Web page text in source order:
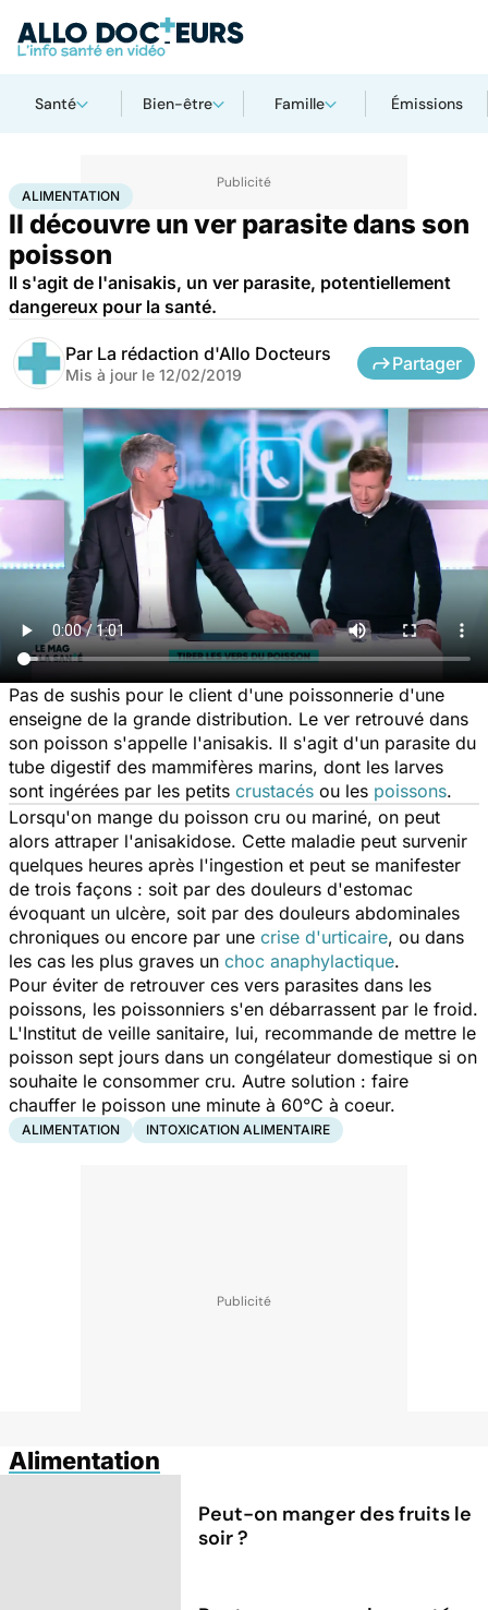
Santé Bien-être Famille Émissions
AccueilBien-être Nutrition Alimentation
ALIMENTATION
Il découvre un ver parasite dans son
poisson
Il s'agit de l'anisakis, un ver parasite, potentiellement
dangereux pour la santé.
Par La rédaction d'Allo Docteurs
Mis à jour le 12/02/2019
Partager
Pas de sushis pour le client d'une poissonnerie d'une
enseigne de la grande distribution. Le ver retrouvé dans
son poisson s'appelle l'anisakis. Il s'agit d'un parasite du
tube digestif des mammifères marins, dont les larves
sont ingérées par les petits crustacés ou les poissons.
Lorsqu'on mange du poisson cru ou mariné, on peut
alors attraper l'anisakidose. Cette maladie peut survenir
quelques heures après l'ingestion et peut se manifester
de trois façons : soit par des douleurs d'estomac
évoquant un ulcère, soit par des douleurs abdominales
chroniques ou encore par une crise d'urticaire, ou dans
les cas les plus graves un choc anaphylactique.
Pour éviter de retrouver ces vers parasites dans les
poissons, les poissonniers s'en débarrassent par le froid.
L'Institut de veille sanitaire, lui, recommande de mettre le
poisson sept jours dans un congélateur domestique si on
souhaite le consommer cru. Autre solution : faire
chauffer le poisson une minute à 60°C à coeur.
ALIMENTATION INTOXICATION ALIMENTAIRE
Alimentation
Peut-on manger des fruits le
soir ?